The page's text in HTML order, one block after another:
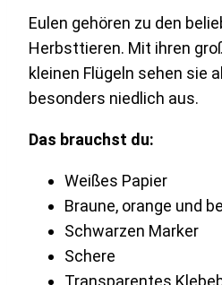
Eulen gehören zu den
Herbsttieren. Mit ihren
kleinen Flügeln sehen sie
besonders niedlich aus.
Das brauchst du:
Weißes Papier
Braune, orange und
Schwarzen Marker
Schere
Transparentes